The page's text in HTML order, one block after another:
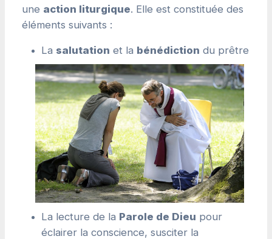
une action liturgique. Elle est constituée des
éléments suivants :
La salutation et la bénédiction du prêtre
La lecture de la Parole de Dieu pour
éclairer la conscience, susciter la